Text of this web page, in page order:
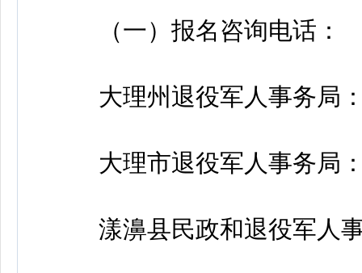
（一）报名咨询电话：
大理州退役军人事务局
大理市退役军人事务局
漾濞县民政和退役军人